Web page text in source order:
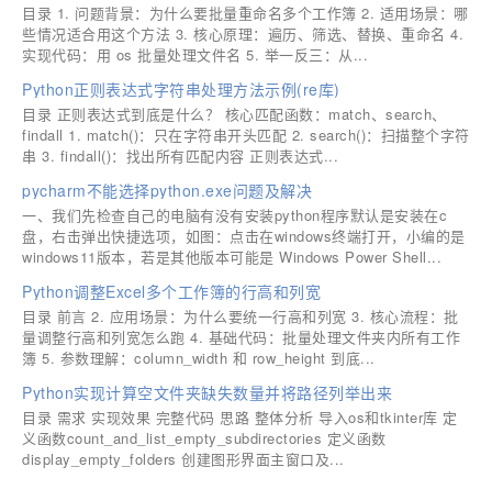
目录 1. 问题背景：为什么要批量重命名多个工作簿 2. 适用场景：哪
些情况适合用这个方法 3. 核心原理：遍历、筛选、替换、重命名 4.
实现代码：用 os 批量处理文件名 5. 举一反三：从...
Python正则表达式字符串处理方法示例(re库)
目录 正则表达式到底是什么？ 核心匹配函数：match、search、
findall 1. match()：只在字符串开头匹配 2. search()：扫描整个字符
串 3. findall()：找出所有匹配内容 正则表达式...
pycharm不能选择python.exe问题及解决
一、我们先检查自己的电脑有没有安装python程序默认是安装在c
盘，右击弹出快捷选项，如图：点击在windows终端打开，小编的是
windows11版本，若是其他版本可能是 Windows Power Shell...
Python调整Excel多个工作簿的行高和列宽
目录 前言 2. 应用场景：为什么要统一行高和列宽 3. 核心流程：批
量调整行高和列宽怎么跑 4. 基础代码：批量处理文件夹内所有工作
簿 5. 参数理解：column_width 和 row_height 到底...
Python实现计算空文件夹缺失数量并将路径列举出来
目录 需求 实现效果 完整代码 思路 整体分析 导入os和tkinter库 定
义函数count_and_list_empty_subdirectories 定义函数
display_empty_folders 创建图形界面主窗口及...